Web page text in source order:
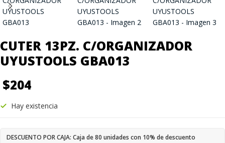
CUTER 13PZ. C/ORGANIZADOR
UYUSTOOLS GBA013
$204
Hay existencia
DESCUENTO POR CAJA: Caja de 80 unidades con 10% de descuento